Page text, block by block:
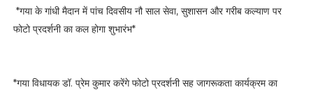
*गया के गांधी मैदान में पांच दिवसीय नौ साल सेवा, सुशासन और गरीब कल्याण पर
फोटो प्रदर्शनी का कल होगा शुभारंभ*
*गया विधायक डॉ. प्रेम कुमार करेंगे फोटो प्रदर्शनी सह जागरूकता कार्यक्रम का